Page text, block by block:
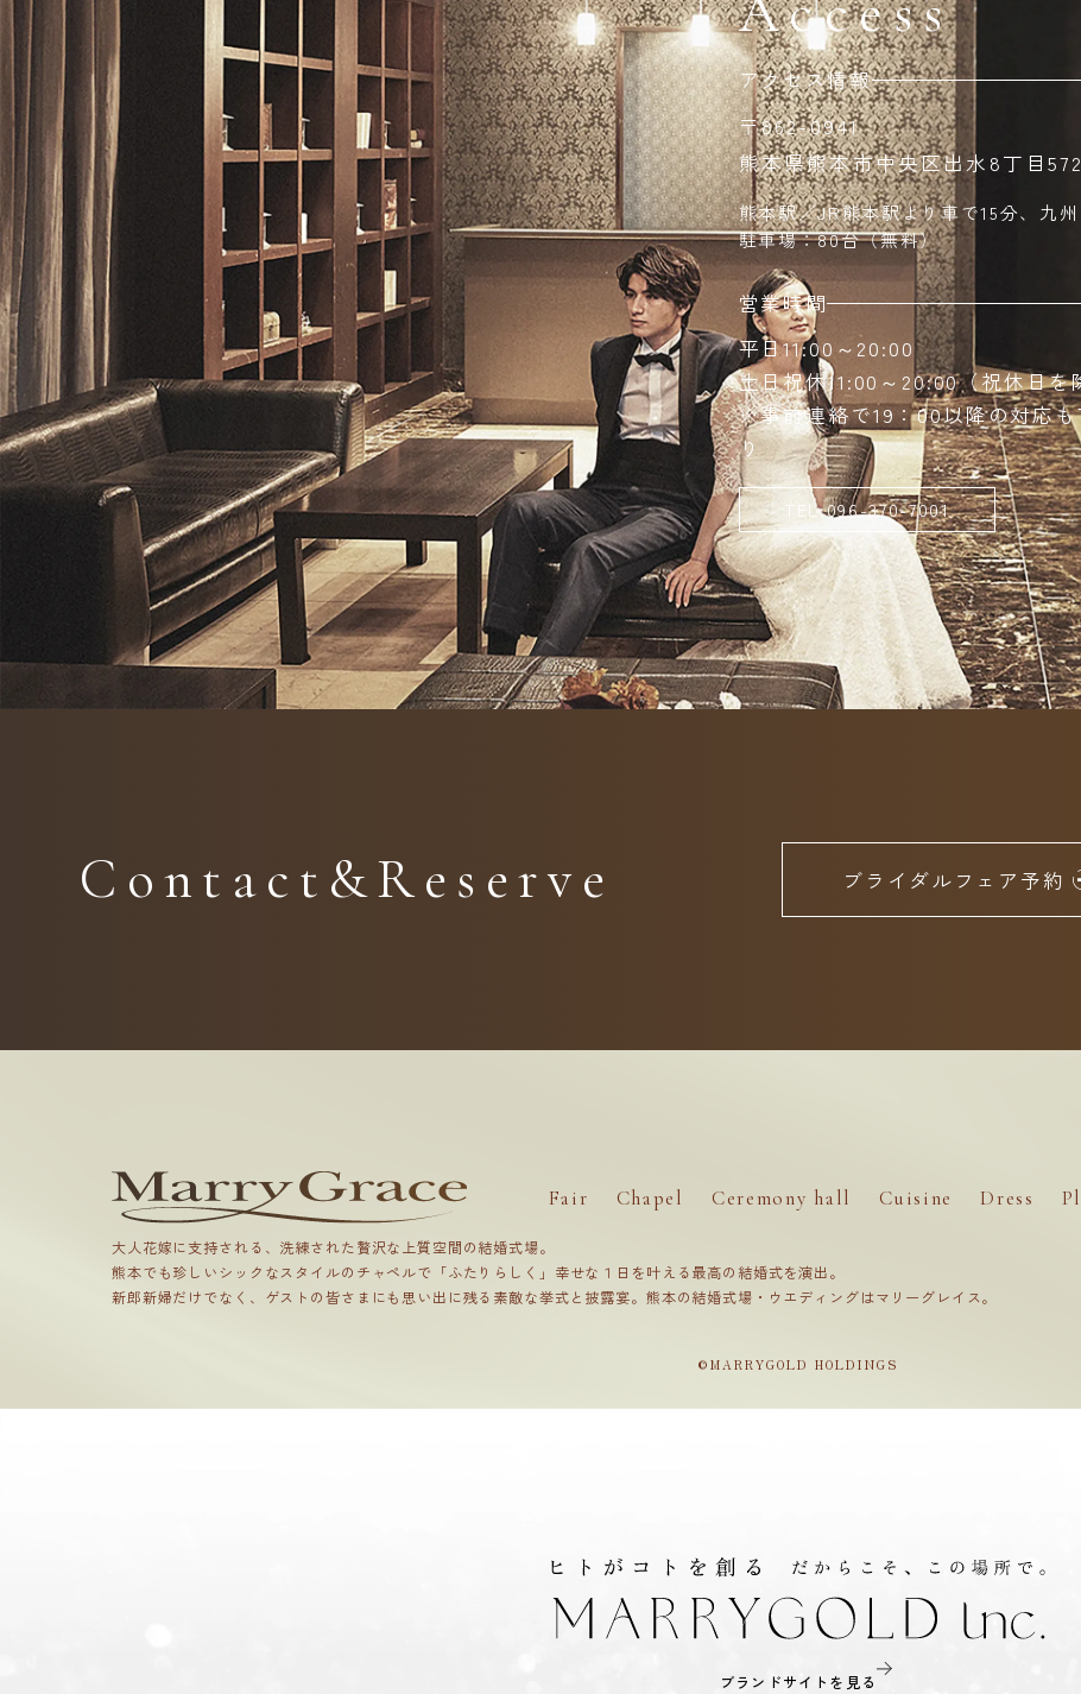
アクセス情報
〒862-0941
熊本県熊本市中央区出水8丁目
熊本駅／JR熊本駅より車で15分、九
駐車場：80台（無料）
営業時間
平日11:00～20:00
土日祝休11:00～20:00（祝休日
※事前連絡で19：00以降の対応
り
TEL:096-370-7001
Contact&Reserve ブライダルフェア予約
Fair Chapel Ceremony hall Cuisine Dress
大人花嫁に支持される、洗練された贅沢な上質空間の結婚式場。
熊本でも珍しいシックなスタイルのチャペルで「ふたりらしく」幸せな１日を叶える最高の結婚式を演出。
新郎新婦だけでなく、ゲストの皆さまにも思い出に残る素敵な挙式と披露宴。熊本の結婚式場・ウエディングはマリーグレイス。
©MARRYGOLD HOLDINGS